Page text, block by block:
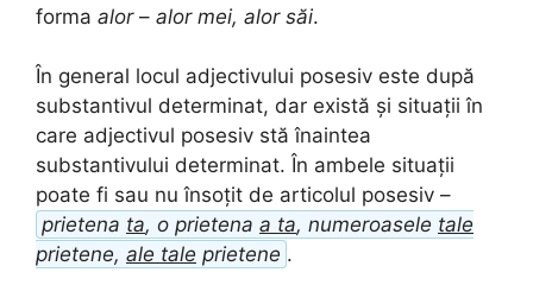
forma alor– alor mei, alor săi.
În general locul adjectivului posesiv este după
substantivul determinat, dar există și situații în
care adjectivul posesiv stă înaintea
substantivului determinat. În ambele situații
poate fi sau nu însoțit de articolul posesiv –
prietena ta, o prietena a ta, numeroasele tale
prietene, ale tale prietene .